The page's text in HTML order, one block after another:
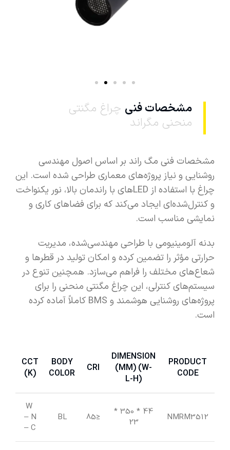
مشخصات فنی چراغ مگنتی
منحنی مگراند
مشخصات فنی مگ راند بر اساس اصول مهندسی
روشنایی و نیاز پروژه‌های معماری طراحی شده است. این
چراغ با استفاده از LEDهای با راندمان بالا، نور یکنواخت
و کنترل‌شده‌ای ایجاد می‌کند که برای فضاهای کاری و
نمایشی مناسب است.
بدنه آلومینیومی با طراحی مهندسی‌شده، مدیریت
حرارتی مؤثر را تضمین کرده و امکان تولید در قطرها و
شعاع‌های مختلف را فراهم می‌سازد. همچنین تنوع در
سیستم‌های کنترلی، این چراغ مگنتی منحنی را برای
پروژه‌های روشنایی هوشمند و BMS کاملاً آماده کرده
است.
PRODUCT
CODE
DIMENSION
(MM) (W-
L-H)
CRI
BODY
COLOR
CCT
(K)
NMRM3512
44 * 350
*
23
≤85
BL
W
– N
– C